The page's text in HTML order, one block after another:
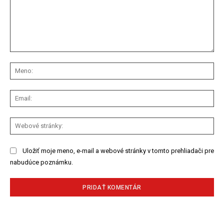
Uložiť moje meno, e-mail a webové stránky v tomto prehliadači pre
nabudúce poznámku.